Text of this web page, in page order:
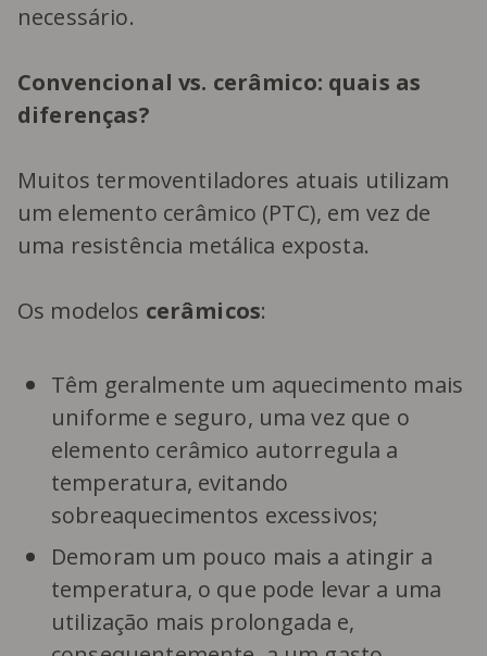
necessário.
Convencional vs. cerâmico: quais as
diferenças?
Muitos termoventiladores atuais utilizam
um elemento cerâmico (PTC), em vez de
uma resistência metálica exposta.
Os modelos cerâmicos:
Têm geralmente um aquecimento mais
uniforme e seguro, uma vez que o
elemento cerâmico autorregula a
temperatura, evitando
sobreaquecimentos excessivos;
Demoram um pouco mais a atingir a
temperatura, o que pode levar a uma
utilização mais prolongada e,